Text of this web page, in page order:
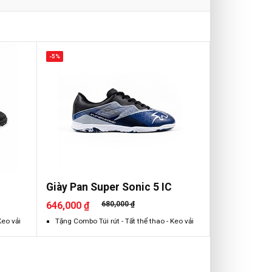
vải
Giày Pan Super Sonic 5 IC
646,000 ₫ 680,000 ₫
-5%
Tặng Combo Túi rút - Tất thể thao - Keo vải